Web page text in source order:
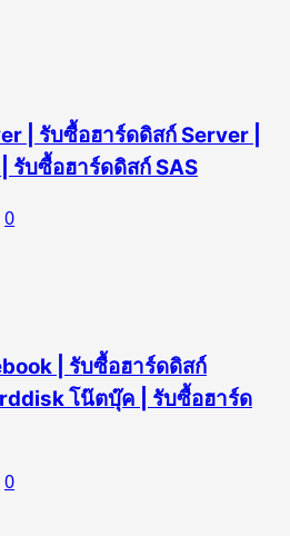
| รับซื้อฮาร์ดดิสก์ Server |
รับซื้อฮาร์ดดิสก์ SAS
0
| รับซื้อฮาร์ดดิสก์
โน๊ตบุ๊ค | รับซื้อฮาร์ด
0